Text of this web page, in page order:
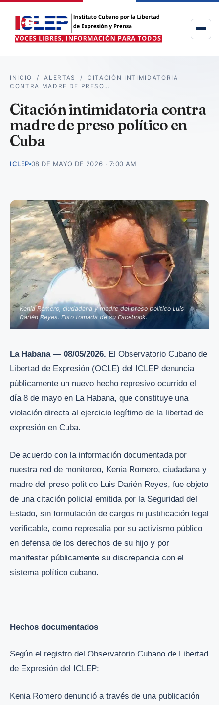
INICIO /ALERTAS /CITACIÓN INTIMIDATORIA
CONTRA MADRE DE PRESO…
Citación intimidatoria contra
madre de preso político en
Cuba
ICLEP 08 DE MAYO DE 2026 · 7:00 AM
Kenia Romero, ciudadana y madre del preso político Luis
Darién Reyes. Foto tomada de su Facebook.
La Habana — 08/05/2026. El Observatorio Cubano de
Libertad de Expresión (OCLE) del ICLEP denuncia
públicamente un nuevo hecho represivo ocurrido el
día 8 de mayo en La Habana, que constituye una
violación directa al ejercicio legítimo de la libertad de
expresión en Cuba.
De acuerdo con la información documentada por
nuestra red de monitoreo, Kenia Romero, ciudadana y
madre del preso político Luis Darién Reyes, fue objeto
de una citación policial emitida por la Seguridad del
Estado, sin formulación de cargos ni justificación legal
verificable, como represalia por su activismo público
en defensa de los derechos de su hijo y por
manifestar públicamente su discrepancia con el
sistema político cubano.
Hechos documentados
Según el registro del Observatorio Cubano de Libertad
de Expresión del ICLEP:
Kenia Romero denunció a través de una publicación